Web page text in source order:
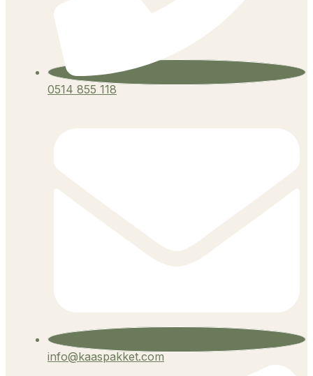
0514 855 118
info@kaaspakket.com